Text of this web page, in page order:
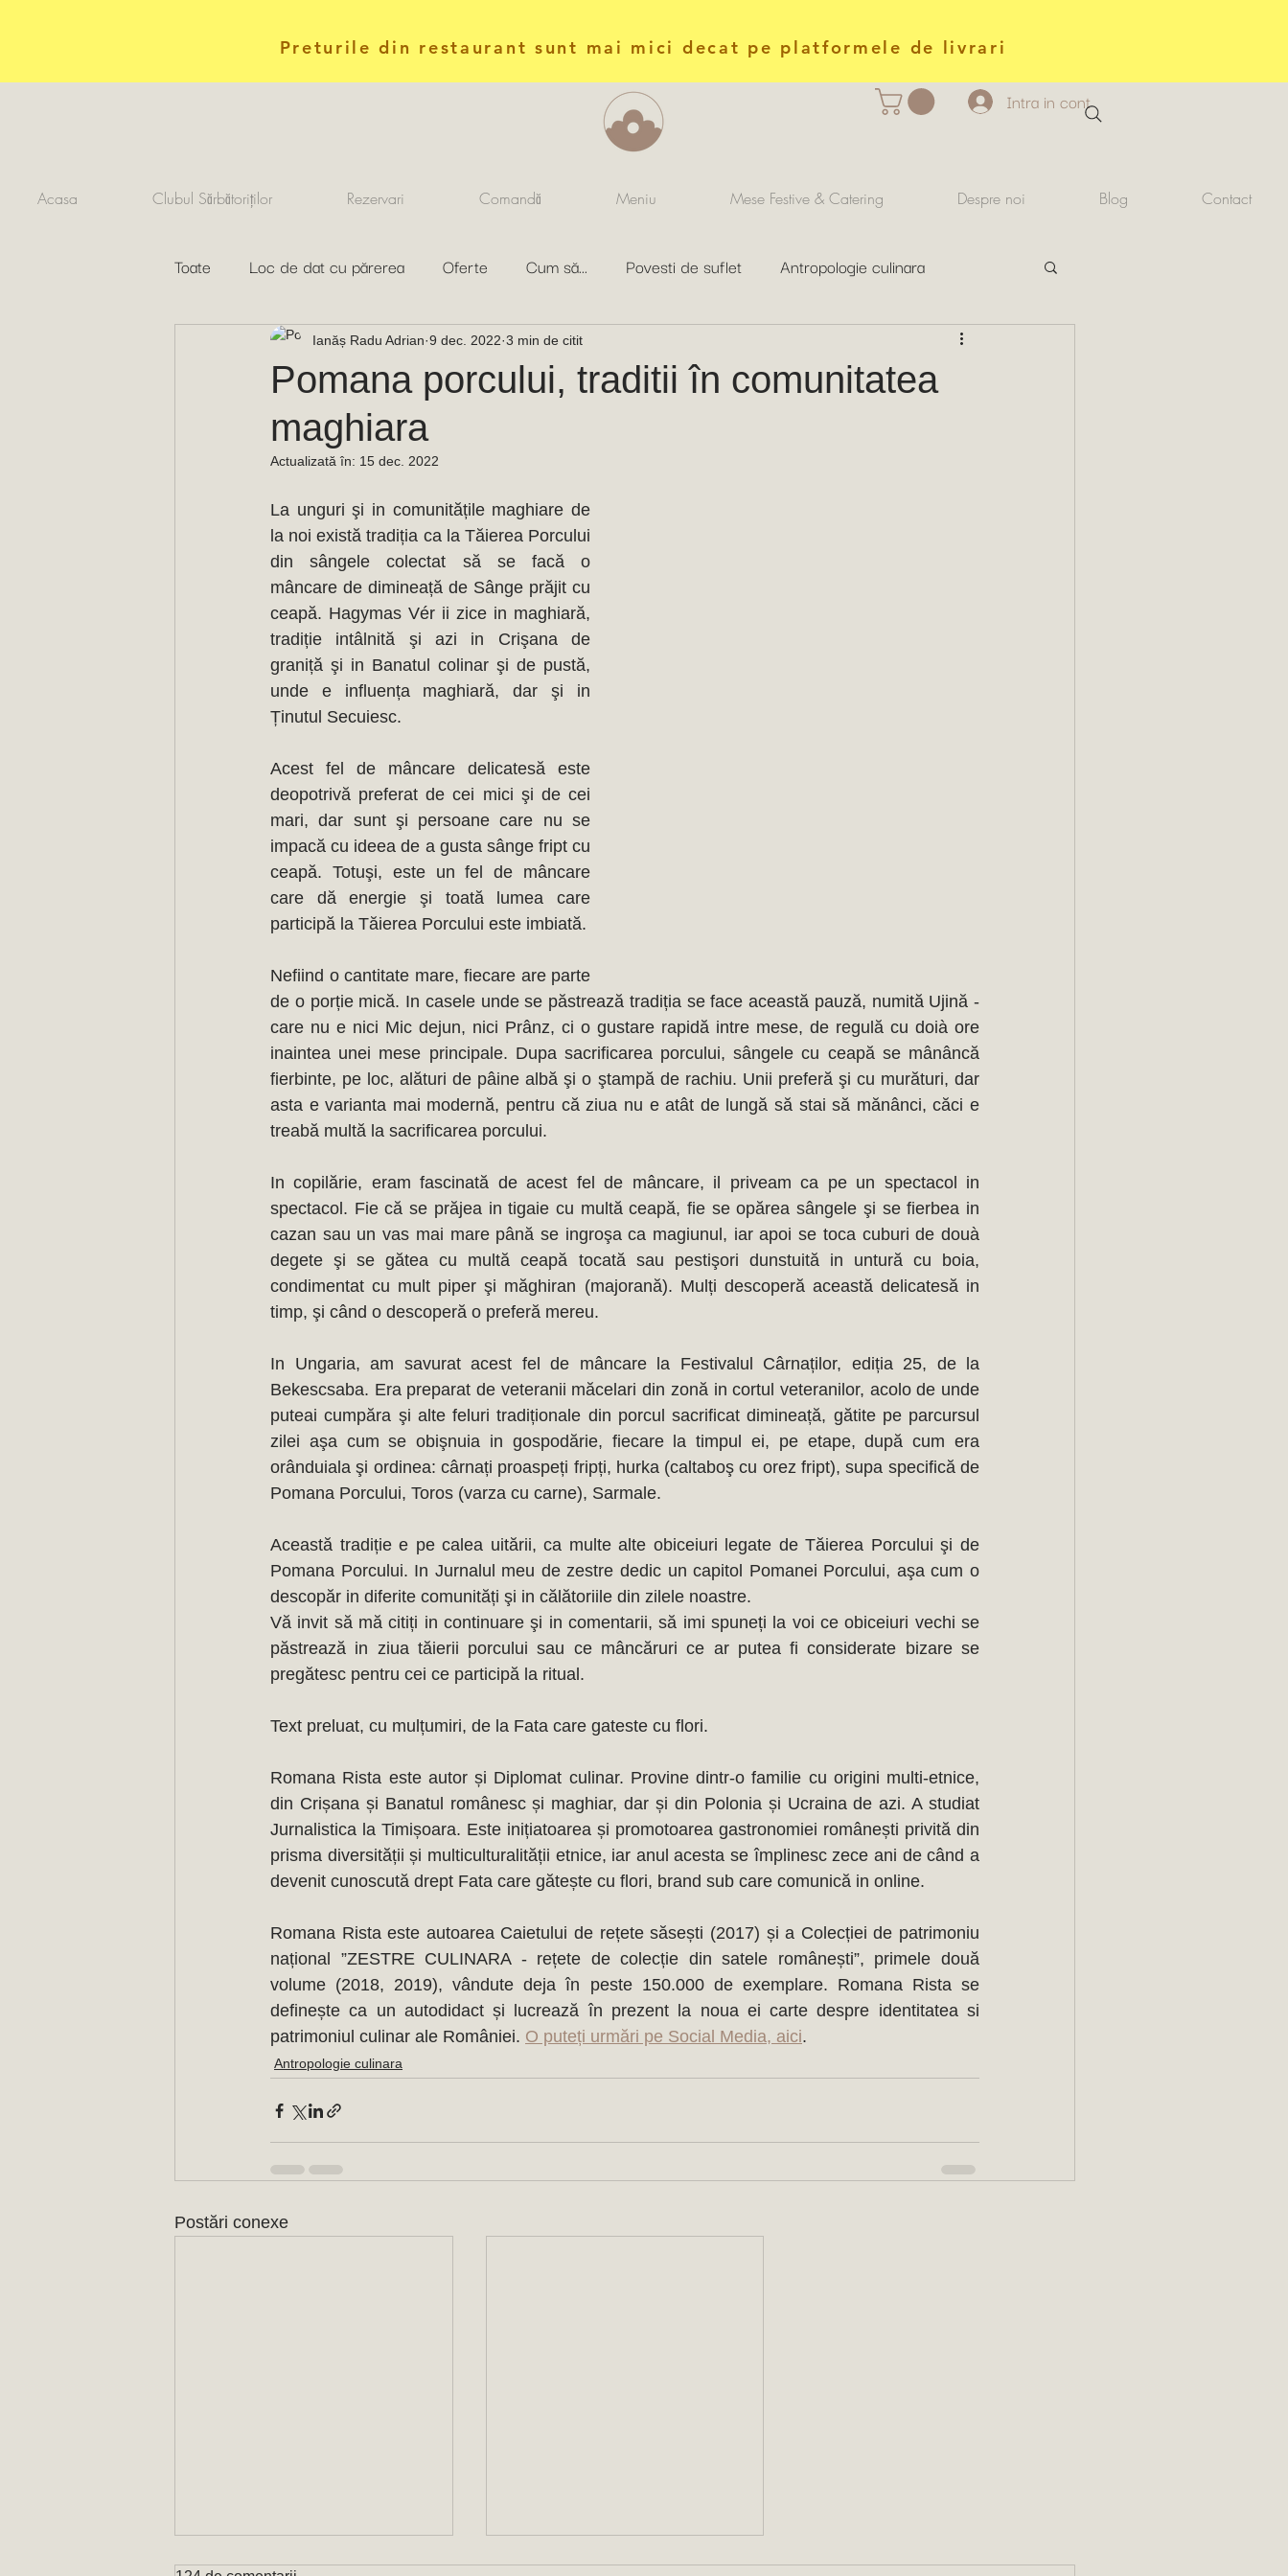
Preturile din restaurant sunt mai mici decat pe platformele de livrari
Intra in cont
Acasa Clubul Sărbătoriților Rezervari Comandă Meniu Mese Festive & Catering Despre noi Blog Contact
Toate Loc de dat cu părerea Oferte Cum să... Povesti de suflet Antropologie culinara
Pomana porcului, traditii în comunitatea
maghiara
Ianăș Radu Adrian 9 dec. 2022 3 min de citit
Actualizată în: 15 dec. 2022
La unguri şi in comunitățile maghiare de
la noi există tradiția ca la Tăierea Porcului
din sângele colectat să se facă o
mâncare de dimineață de Sânge prăjit cu
ceapă. Hagymas Vér ii zice in maghiară,
tradiție intâlnită şi azi in Crişana de
graniță şi in Banatul colinar şi de pustă,
unde e influența maghiară, dar şi in
Ținutul Secuiesc.
Acest fel de mâncare delicatesă este
deopotrivă preferat de cei mici şi de cei
mari, dar sunt şi persoane care nu se
impacă cu ideea de a gusta sânge fript cu
ceapă. Totuşi, este un fel de mâncare
care dă energie şi toată lumea care
Nefiind o cantitate mare, fiecare are parte
de o porție mică. In casele unde se păstrează tradiția se face această pauză, numită Ujină -
care nu e nici Mic dejun, nici Prânz, ci o gustare rapidă intre mese, de regulă cu doià ore
inaintea unei mese principale. Dupa sacrificarea porcului, sângele cu ceapă se mânâncă
fierbinte, pe loc, alături de pâine albă şi o ştampă de rachiu. Unii preferă şi cu murături, dar
asta e varianta mai modernă, pentru că ziua nu e atât de lungă să stai să mănânci, căci e
treabă multă la sacrificarea porcului.
In copilărie, eram fascinată de acest fel de mâncare, il priveam ca pe un spectacol in
spectacol. Fie că se prăjea in tigaie cu multă ceapă, fie se opărea sângele şi se fierbea in
cazan sau un vas mai mare până se ingroşa ca magiunul, iar apoi se toca cuburi de douà
degete şi se gătea cu multă ceapă tocată sau pestişori dunstuită in untură cu boia,
condimentat cu mult piper şi măghiran (majorană). Mulți descoperă această delicatesă in
timp, şi când o descoperă o preferă mereu.
In Ungaria, am savurat acest fel de mâncare la Festivalul Cârnaților, ediția 25, de la
Bekescsaba. Era preparat de veteranii măcelari din zonă in cortul veteranilor, acolo de unde
puteai cumpăra şi alte feluri tradiționale din porcul sacrificat dimineață, gătite pe parcursul
zilei aşa cum se obişnuia in gospodărie, fiecare la timpul ei, pe etape, după cum era
orânduiala şi ordinea: cârnați proaspeți fripți, hurka (caltaboş cu orez fript), supa specifică de
Pomana Porcului, Toros (varza cu carne), Sarmale.
Această tradiție e pe calea uitării, ca multe alte obiceiuri legate de Tăierea Porcului şi de
Pomana Porcului. In Jurnalul meu de zestre dedic un capitol Pomanei Porcului, aşa cum o
descopăr in diferite comunități şi in călătoriile din zilele noastre.
Vă invit să mă citiți in continuare şi in comentarii, să imi spuneți la voi ce obiceiuri vechi se
păstrează in ziua tăierii porcului sau ce mâncăruri ce ar putea fi considerate bizare se
pregătesc pentru cei ce participă la ritual.
Text preluat, cu mulțumiri, de la Fata care gateste cu flori.
Romana Rista este autor și Diplomat culinar. Provine dintr-o familie cu origini multi-etnice,
din Crișana și Banatul românesc și maghiar, dar și din Polonia și Ucraina de azi. A studiat
Jurnalistica la Timișoara. Este inițiatoarea și promotoarea gastronomiei românești privită din
prisma diversității și multiculturalității etnice, iar anul acesta se împlinesc zece ani de când a
devenit cunoscută drept Fata care gătește cu flori, brand sub care comunică in online.
Romana Rista este autoarea Caietului de rețete săsești (2017) și a Colecției de patrimoniu
național ”ZESTRE CULINARA - rețete de colecție din satele românești”, primele două
volume (2018, 2019), vândute deja în peste 150.000 de exemplare. Romana Rista se
definește ca un autodidact și lucrează în prezent la noua ei carte despre identitatea si
patrimoniul culinar ale României. O puteți urmări pe Social Media, aici.
Antropologie culinara
Postări conexe